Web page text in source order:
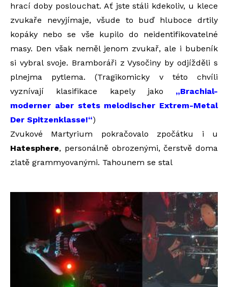
hrací doby poslouchat. Ať jste stáli kdekoliv, u klece
zvukaře nevyjímaje, všude to buď hluboce drtily
kopáky nebo se vše kupilo do neidentifikovatelné
masy. Den však neměl jenom zvukař, ale i bubeník
si vybral svoje. Bramboráři z Vysočiny by odjížděli s
plnejma pytlema. (Tragikomicky v této chvíli
vyznívají klasifikace kapely jako „Brachial-
moderner aber stets melodischer Extrem-Metal
Der Spitzenklasse!“)
Zvukové Martyrium pokračovalo zpočátku i u
Hatesphere, personálně obrozenými, čerstvě doma
zlatě grammyovanými. Tahounem se stal